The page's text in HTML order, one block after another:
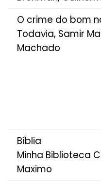
O crime do bom
Todavia, Samir
Machado
Bíblia
Minha Biblioteca
Maximo